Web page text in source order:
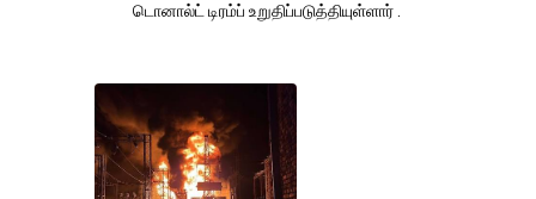
டொனால்ட் டிரம்ப் உறுதிப்படுத்தியுள்ளார் .